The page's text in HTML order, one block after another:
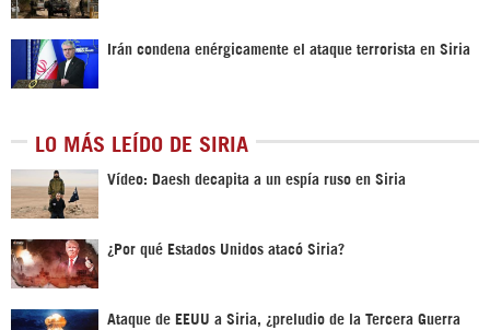
Irán condena enérgicamente el ataque terrorista en Siria
LO MÁS LEÍDO DE SIRIA
Vídeo: Daesh decapita a un espía ruso en Siria
¿Por qué Estados Unidos atacó Siria?
Ataque de EEUU a Siria, ¿preludio de la Tercera Guerra